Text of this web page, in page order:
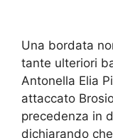
Una bordata
tante ulteriori
Antonella Elia
attaccato
precedenza in
dichiarando